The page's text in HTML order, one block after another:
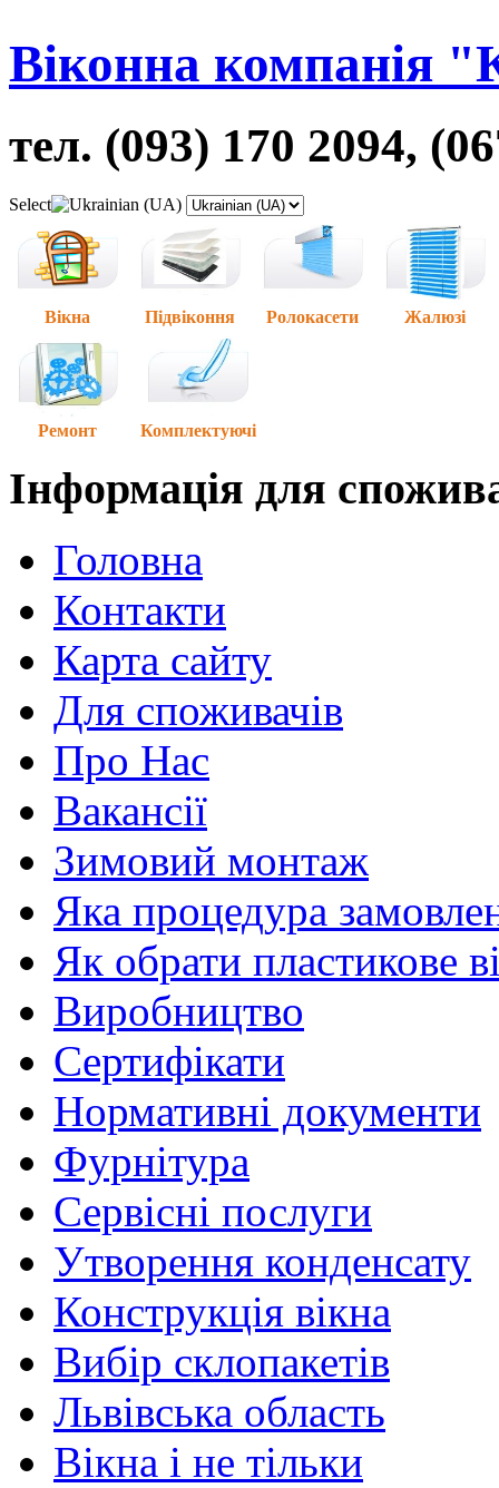
Віконна компанія
тел. (093) 170 2094,
Select
Вікна Підвіконня Ролокасети Жалюзі
Ремонт Комплектуючі
Інформація для
Головна
Контакти
Карта сайту
Для споживачів
Про Нас
Вакансії
Зимовий монтаж
Яка процедура
Як обрати пластикове
Виробництво
Сертифікати
Нормативні документи
Фурнітура
Сервісні послуги
Утворення конденсату
Конструкція вікна
Вибір склопакетів
Львівська область
Вікна і не тільки